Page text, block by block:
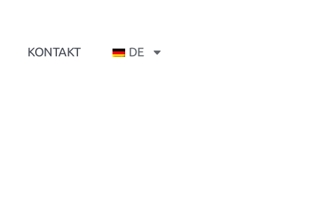
KONTAKT DE